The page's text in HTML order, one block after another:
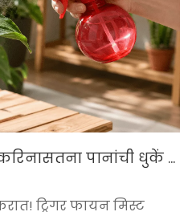
व्हडले ओले दाग तयार करिनासतना पानांची धुकें कशी करची
ट्रिगर फायन मिस्ट